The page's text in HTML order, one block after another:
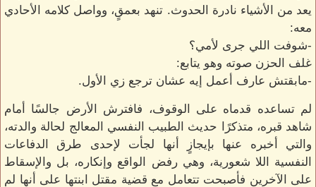
يعد من الأشياء نادرة الحدوث. تنهد بعمقٍ، وواصل كلامه الأحادي
معه:
-شوفت اللي جرى لأمي؟
غلف الحزن صوته وهو يتابع:
-مابقتش عارف أعمل إيه عشان ترجع زي الأول.
لم تساعده قدماه على الوقوف، فافترش الأرض جالسًا أمام
شاهد قبره، متذكرًا حديث الطبيب النفسي المعالج لحالة والدته،
والتي أخبره عنها بإيجازٍ أنها لجأت لإحدى طرق الدفاعات
النفسية اللا شعورية، وهي رفض الواقع وإنكاره، بل والإسقاط
على الآخرين فأصبحت تتعامل مع قضية مقتل ابنتها على أنها لم